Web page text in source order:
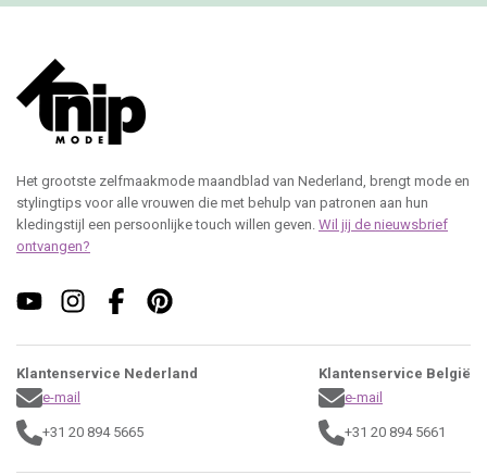
Het grootste zelfmaakmode maandblad van Nederland, brengt mode en
stylingtips voor alle vrouwen die met behulp van patronen aan hun
kledingstijl een persoonlijke touch willen geven. Wil jij de nieuwsbrief
ontvangen?
Klantenservice Nederland
e-mail
+31 20 894 5665
Klantenservice België
e-mail
+31 20 894 5661